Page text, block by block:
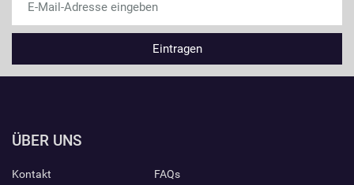
ÜBER UNS
Kontakt FAQs